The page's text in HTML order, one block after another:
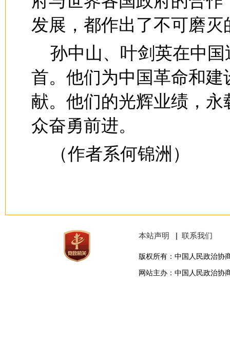
发展，都作出了不可磨灭
孙中山、叶剑英在中
首。他们为中国革命和
献。他们的光辉业绩，
众奋勇前进。
（作者系何锦洲）
本站声明 | 联系我们
版权所有：中国人民政治协
网站主办：中国人民政治协